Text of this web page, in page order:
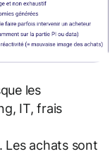
les
IT, frais
Les achats sont